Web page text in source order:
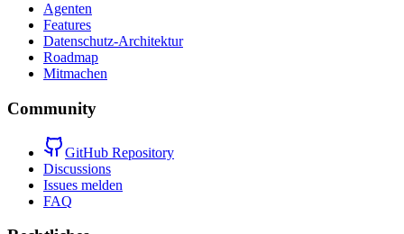
Agenten
Features
Datenschutz-Architektur
Roadmap
Mitmachen
Community
GitHub Repository
Discussions
Issues melden
FAQ